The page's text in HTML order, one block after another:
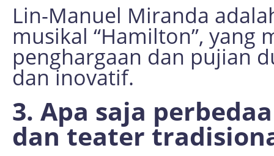
Lin-Manuel Miranda
musikal “Hamilton”, yang
penghargaan dan pujian
dan inovatif.
3. Apa saja
dan teater